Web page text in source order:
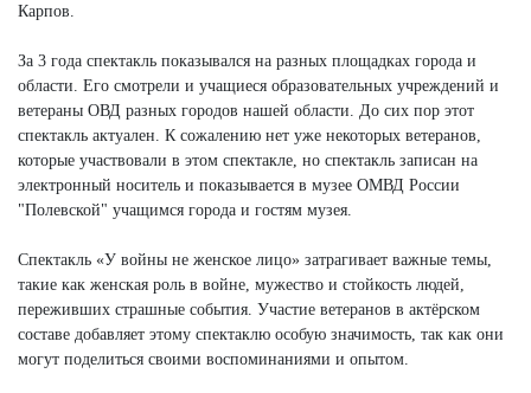
Карпов.
За 3 года спектакль показывался на разных площадках города и
области. Его смотрели и учащиеся образовательных учреждений и
ветераны ОВД разных городов нашей области. До сих пор этот
спектакль актуален. К сожалению нет уже некоторых ветеранов,
которые участвовали в этом спектакле, но спектакль записан на
электронный носитель и показывается в музее ОМВД России
"Полевской" учащимся города и гостям музея.
Спектакль «У войны не женское лицо» затрагивает важные темы,
такие как женская роль в войне, мужество и стойкость людей,
переживших страшные события. Участие ветеранов в актёрском
составе добавляет этому спектаклю особую значимость, так как они
могут поделиться своими воспоминаниями и опытом.